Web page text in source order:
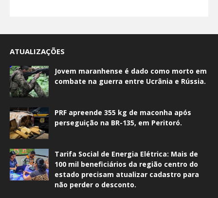
ATUALIZAÇÕES
Jovem maranhense é dado como morto em
combate na guerra entre Ucrânia e Rússia.
PRF apreende 355 kg de maconha após
perseguição na BR-135, em Peritoró.
Tarifa Social de Energia Elétrica: Mais de
100 mil beneficiários da região centro do
estado precisam atualizar cadastro para
não perder o desconto.